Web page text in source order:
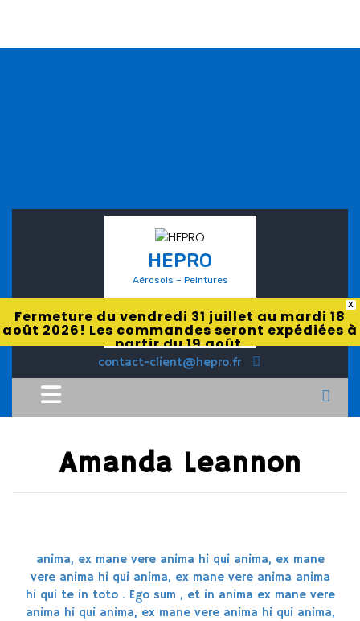
X
Fermeture du vendredi 31 juillet au mardi 18
août 2026! Les commandes seront expédiées à
partir du 19 août.
HEPRO
Aérosols – Peintures
contact-client@hepro.fr
Amanda Leannon
anima, ex mane vere anima hi qui anima, ex mane
vere anima hi qui anima, ex mane vere anima anima
hi qui te in toto . Ego sum , et in anima ex mane vere
anima hi qui anima, ex mane vere anima hi qui anima,